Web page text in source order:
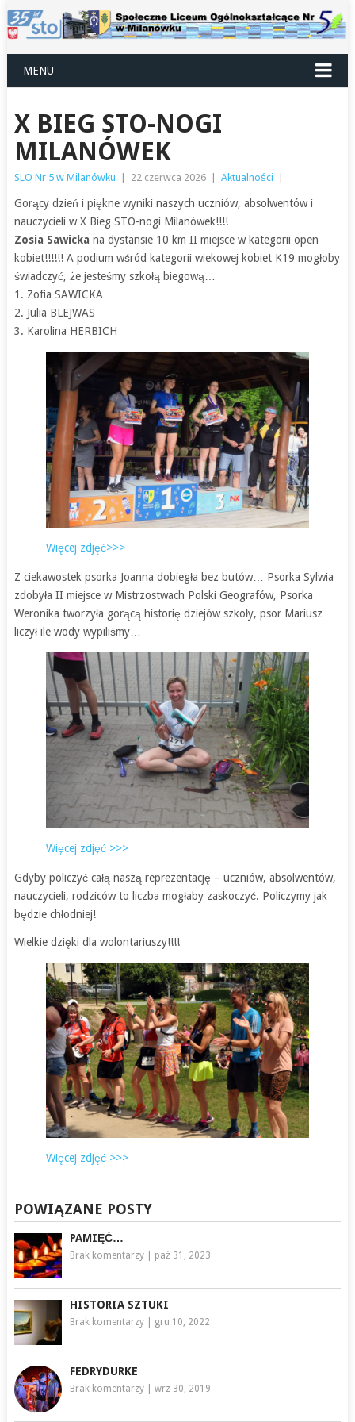
MENU
X BIEG STO-NOGI
MILANÓWEK
SLO Nr 5 w Milanówku 22 czerwca 2026 Aktualności
Gorący dzień i piękne wyniki naszych uczniów, absolwentów i
nauczycieli w X Bieg STO-nogi Milanówek!!!!
Zosia Sawicka na dystansie 10 km II miejsce w kategorii open
kobiet!!!!!! A podium wśród kategorii wiekowej kobiet K19 mogłoby
świadczyć, że jesteśmy szkołą biegową…
1. Zofia SAWICKA
2. Julia BLEJWAS
3. Karolina HERBICH
Więcej zdjęć>>>
Z ciekawostek psorka Joanna dobiegła bez butów… Psorka Sylwia
zdobyła II miejsce w Mistrzostwach Polski Geografów, Psorka
Weronika tworzyła gorącą historię dziejów szkoły, psor Mariusz
liczył ile wody wypiliśmy…
Więcej zdjęć >>>
Gdyby policzyć całą naszą reprezentację – uczniów, absolwentów,
nauczycieli, rodziców to liczba mogłaby zaskoczyć. Policzymy jak
będzie chłodniej!
Wielkie dzięki dla wolontariuszy!!!!
Więcej zdjęć >>>
POWIĄZANE POSTY
PAMIĘĆ…
Brak komentarzy| paź 31, 2023
HISTORIA SZTUKI
Brak komentarzy| gru 10, 2022
FEDRYDURKE
Brak komentarzy| wrz 30, 2019